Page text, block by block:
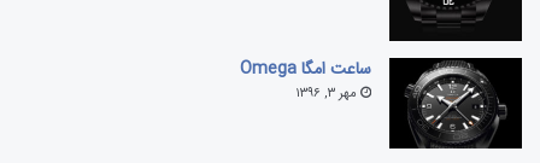
فنر تغذیه می شود که این انرژی را به عنوان انرژی بالقوه
ذخیره می کند. یکی از تفاوت های مهم بین کوک دستی و
اتوماتیک این است که بر خلاف کوک دستی، یک نمونه
اتوماتیک نمی تواند بیش از اندازه کوک شود و دلیل ان این
است که شاه فنر یک قطعه اتوماتیک دارای یک مکانیزم کلاج
ساعت امگا Omega
مهر ۳, ۱۳۹۶